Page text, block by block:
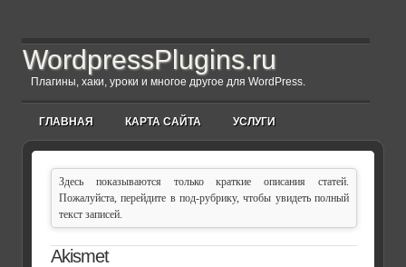
WordpressPlugins.ru
Плагины, хаки, уроки и многое другое для WordPress.
ГЛАВНАЯ КАРТА САЙТА УСЛУГИ
Здесь показываются только краткие описания статей.
Пожалуйста, перейдите в под-рубрику, чтобы увидеть полный
текст записей.
Akismet